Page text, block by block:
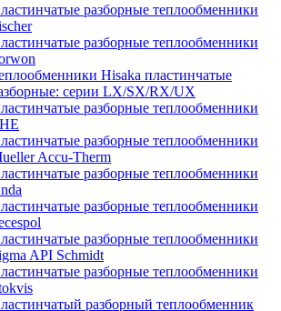
разборные теплообменники
разборные теплообменники
Hisaka пластинчатые
серии LX/SX/RX/UX
разборные теплообменники
разборные теплообменники
Accu-Therm
разборные теплообменники
разборные теплообменники
разборные теплообменники
API Schmidt
разборные теплообменники
разборный теплообменник